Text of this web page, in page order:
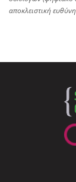
αποκλειστική